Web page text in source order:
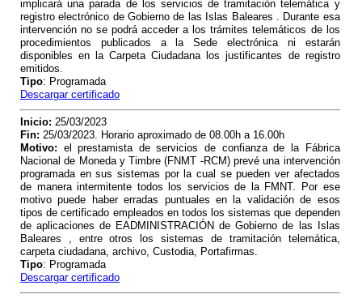
implicará una parada de los servicios de tramitación telemática y
registro electrónico de Gobierno de las Islas Baleares . Durante esa
intervención no se podrá acceder a los trámites telemáticos de los
procedimientos publicados a la Sede electrónica ni estarán
disponibles en la Carpeta Ciudadana los justificantes de registro
emitidos.
Tipo: Programada
Descargar certificado
Inicio: 25/03/2023
Fin: 25/03/2023. Horario aproximado de 08.00h a 16.00h
Motivo: el prestamista de servicios de confianza de la Fábrica
Nacional de Moneda y Timbre (FNMT -RCM) prevé una intervención
programadaen sus sistemas por la cual se pueden ver afectados
de manera intermitente todos los servicios de la FMNT. Por ese
motivo puede haber erradas puntuales en la validación de esos
tipos de certificado empleados en todos los sistemas que dependen
de aplicaciones de EADMINISTRACIÓN de Gobierno de las Islas
Baleares , entre otros los sistemas de tramitación telemática,
carpeta ciudadana, archivo, Custodia, Portafirmas.
Tipo: Programada
Descargar certificado